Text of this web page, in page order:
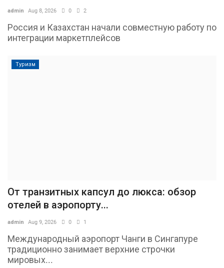
admin Aug 8, 2026 0 2
Россия и Казахстан начали совместную работу по
интеграции маркетплейсов
Туризм
От транзитных капсул до люкса: обзор
отелей в аэропорту...
admin Aug 9, 2026 0 1
Международный аэропорт Чанги в Сингапуре
традиционно занимает верхние строчки
мировых...